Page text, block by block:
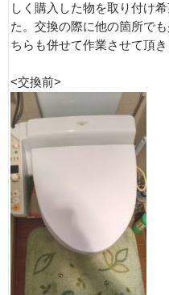
しく購入した物を取り付け
た。交換の際に他の箇所で
ちらも併せて作業させて頂き
<交換前>